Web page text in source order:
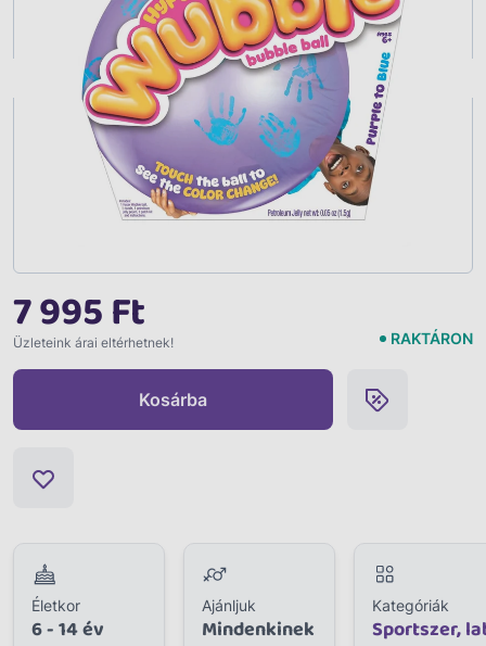
Vissza
7 995 Ft
Üzleteink árai eltérhetnek! RAKTÁRON
Kosárba
Életkor
6 - 14 év
Ajánljuk
Mindenkinek
Kategóriák
Sportszer,